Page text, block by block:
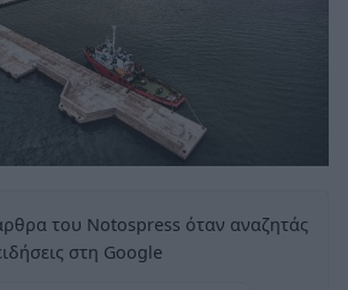
του Notospress όταν αναζητάς
στη Google